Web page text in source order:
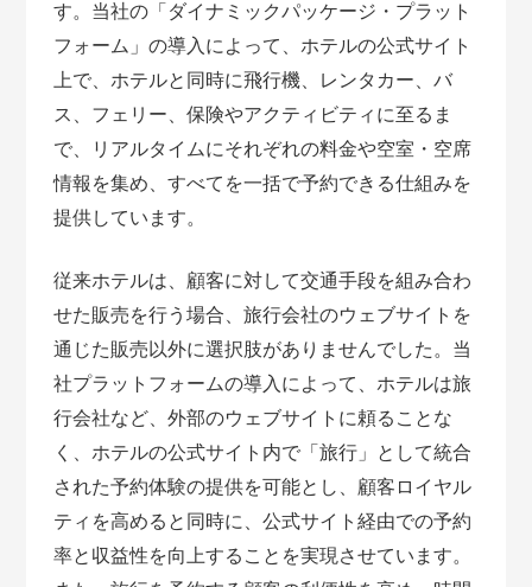
す。当社の「ダイナミックパッケージ・プラット
フォーム」の導入によって、ホテルの公式サイト
上で、ホテルと同時に飛行機、レンタカー、バ
ス、フェリー、保険やアクティビティに至るま
で、リアルタイムにそれぞれの料金や空室・空席
情報を集め、すべてを一括で予約できる仕組みを
提供しています。
従来ホテルは、顧客に対して交通手段を組み合わ
せた販売を行う場合、旅行会社のウェブサイトを
通じた販売以外に選択肢がありませんでした。当
社プラットフォームの導入によって、ホテルは旅
行会社など、外部のウェブサイトに頼ることな
く、ホテルの公式サイト内で「旅行」として統合
された予約体験の提供を可能とし、顧客ロイヤル
ティを高めると同時に、公式サイト経由での予約
率と収益性を向上することを実現させています。